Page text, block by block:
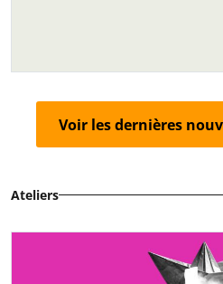
Voir les dernières
Ateliers